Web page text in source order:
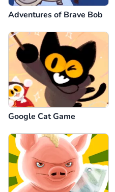
Adventures of Brave Bob
Google Cat Game